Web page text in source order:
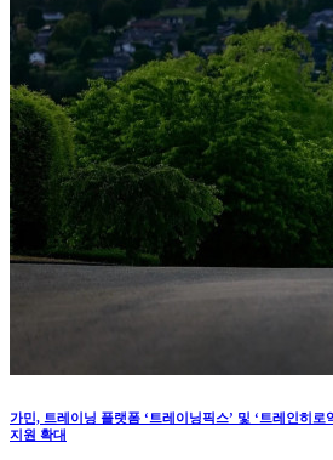
가민, 트레이닝 플랫폼 ‘트레이닝픽스’ 및 ‘트레인히
지원 확대